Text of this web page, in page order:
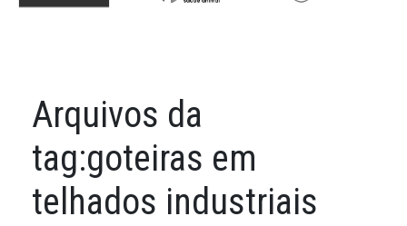
Arquivos da
tag:goteiras em
telhados industriais